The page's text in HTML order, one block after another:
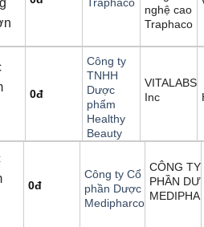
nghệ cao
Traphaco
0đ
Công ty
TNHH
Dược
phẩm
Healthy
Beauty
VITALABS,
Inc
0đ
Công ty Cổ
phần Dược
Medipharco
CÔNG TY
PHẦN